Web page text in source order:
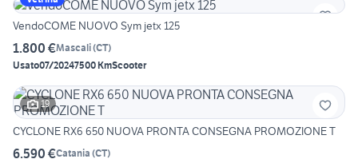
VendoCOME NUOVO Sym jetx 125
1.800 €Mascali(CT)
Usato07/20247500 KmScooter
19
CYCLONE RX6 650 NUOVA PRONTA CONSEGNA PROMOZIONE T
6.590 €Catania (CT)